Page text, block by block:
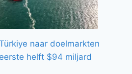
naar doelmarkten
helft $94 miljard